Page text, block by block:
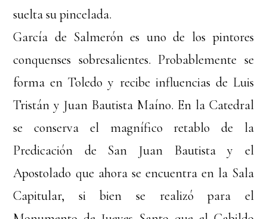
suelta su pincelada.
García de Salmerón es uno de los pintores
conquenses sobresalientes. Probablemente se
forma en Toledo y recibe influencias de Luis
Tristán y Juan Bautista Maíno. En la Catedral
se conserva el magnífico retablo de la
Predicación de San Juan Bautista y el
Apostolado que ahora se encuentra en la Sala
Capitular, si bien se realizó para el